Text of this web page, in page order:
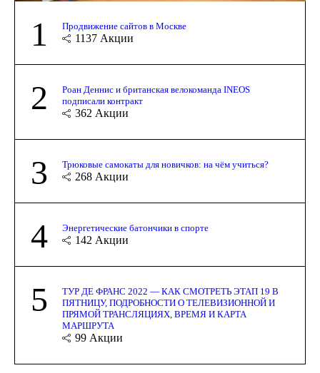
1 Продвижение сайтов в Москве
1137 Акции
2
Роан Деннис и британская велокоманда INEOS
подписали контракт
362 Акции
3 Трюковые самокаты для новичков: на чём учиться?
268 Акции
4 Энергетические батончики в спорте
142 Акции
5
ТУР ДЕ ФРАНС 2022 — КАК СМОТРЕТЬ ЭТАП 19 В
ПЯТНИЦУ, ПОДРОБНОСТИ О ТЕЛЕВИЗИОННОЙ И
ПРЯМОЙ ТРАНСЛЯЦИЯХ, ВРЕМЯ И КАРТА
МАРШРУТА
99 Акции